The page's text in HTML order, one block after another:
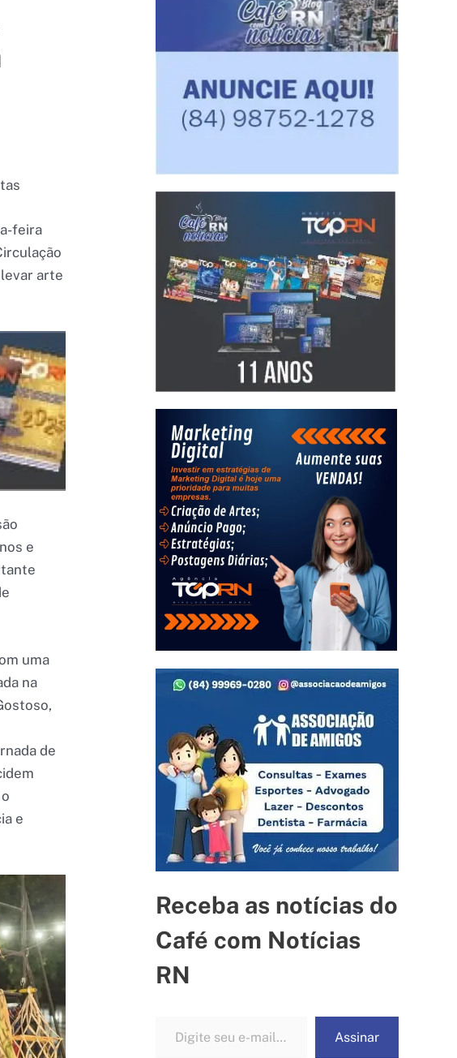
feira
arte
e
uma
na
de
e
Receba as notícias do
Café com Notícias
RN
Assinar